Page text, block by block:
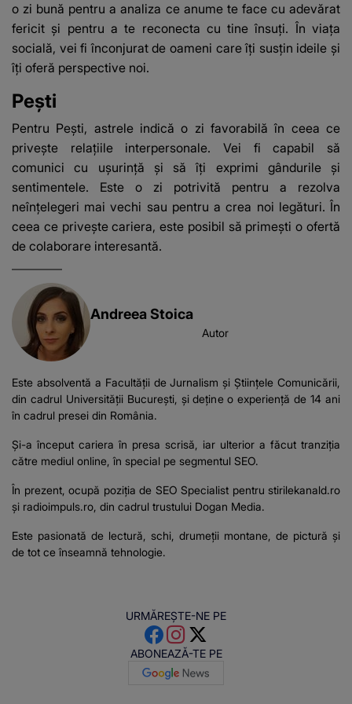
o zi bună pentru a analiza ce anume te face cu adevărat
fericit și pentru a te reconecta cu tine însuți. În viața
socială, vei fi înconjurat de oameni care îți susțin ideile și
îți oferă perspective noi.
Pești
Pentru Pești, astrele indică o zi favorabilă în ceea ce
privește relațiile interpersonale. Vei fi capabil să
comunici cu ușurință și să îți exprimi gândurile și
sentimentele. Este o zi potrivită pentru a rezolva
neînțelegeri mai vechi sau pentru a crea noi legături. În
ceea ce privește cariera, este posibil să primești o ofertă
de colaborare interesantă.
Andreea Stoica
Autor
Este absolventă a Facultății de Jurnalism și Științele Comunicării,
din cadrul Universității București, şi deţine o experienţă de 14 ani
în cadrul presei din România.
Şi-a început cariera în presa scrisă, iar ulterior a făcut tranziţia
către mediul online, în special pe segmentul SEO.
În prezent, ocupă poziţia de SEO Specialist pentru stirilekanald.ro
şi radioimpuls.ro , din cadrul trustului Dogan Media.
Este pasionată de lectură, schi, drumeţii montane, de pictură şi
de tot ce înseamnă tehnologie.
URMĂREȘTE-NE PE
ABONEAZĂ-TE PE